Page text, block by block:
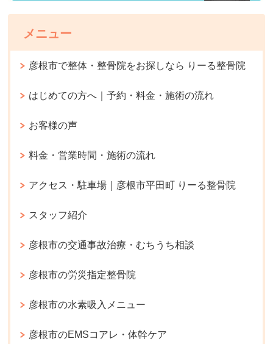
メニュー
彦根市で整体・整骨院をお探しなら りーる整骨院
はじめての方へ｜予約・料金・施術の流れ
お客様の声
料金・営業時間・施術の流れ
アクセス・駐車場｜彦根市平田町 りーる整骨院
スタッフ紹介
彦根市の交通事故治療・むちうち相談
彦根市の労災指定整骨院
彦根市の水素吸入メニュー
彦根市のEMSコアレ・体幹ケア